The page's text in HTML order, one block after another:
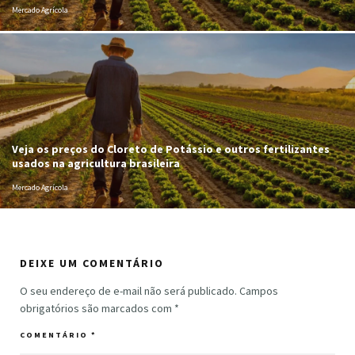
Mercado Agrícola
Veja os preços do Cloreto de Potássio e outros fertilizantes
usados na agricultura brasileira
Mercado Agrícola
DEIXE UM COMENTÁRIO
O seu endereço de e-mail não será publicado. Campos
obrigatórios são marcados com *
COMENTÁRIO *